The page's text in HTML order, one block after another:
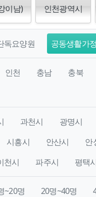
이남) 인천광역시
독요양원 공동생활가정
인천 충남 충북
과천시 광명시
시흥시 안산시 안
천시 파주시 평택
~20명 20명~40명